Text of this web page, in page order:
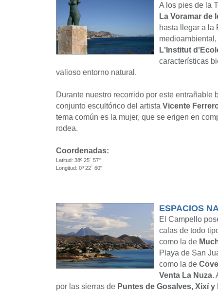
A los pies de la
La Voramar de
hasta llegar a la
L'Institut
características
valioso entorno natural.
Durante nuestro recorrido por este entrañable
conjunto escultórico del artista Vicente
tema común es la mujer, que se erigen en
rodea.
Coordenadas:
Latitud: 38º 25´ 57"
Longitud: 0º 22´ 60"
ESPACIOS
El Campello
calas de todo
como la de
Playa de San
como la de
Venta La Nuza.
por las sierras de Puntes de Gosalves, Xixí y